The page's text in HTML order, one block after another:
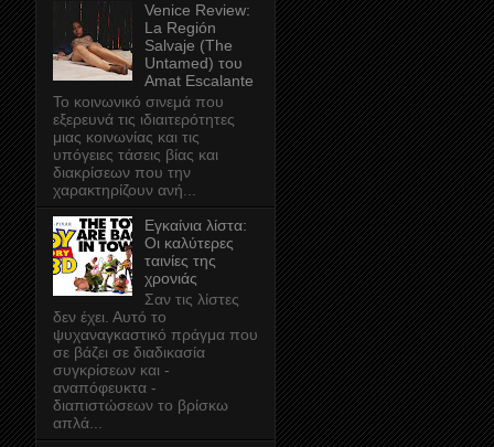
Venice Review:
La Región
Salvaje (The
Untamed) του
Amat Escalante
Το κοινωνικό σινεμά που
εξερευνά τις ιδιαιτερότητες
μιας κοινωνίας και τις
υπόγειες τάσεις βίας και
διακρίσεων που την
χαρακτηρίζουν ανή...
Εγκαίνια λίστα:
Οι καλύτερες
ταινίες της
χρονιάς
Σαν τις λίστες
δεν έχει. Αυτό το
ψυχαναγκαστικό πράγμα που
σε βάζει σε διαδικασία
συγκρίσεων και -
αναπόφευκτα -
διαπιστώσεων το βρίσκω
απλά...